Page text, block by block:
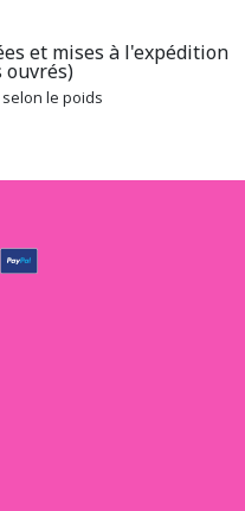
et mises à l'expédition
ouvrés)
le poids